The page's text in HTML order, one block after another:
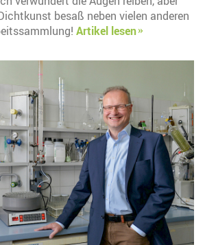
besaß neben vielen anderen
Artikel lesen